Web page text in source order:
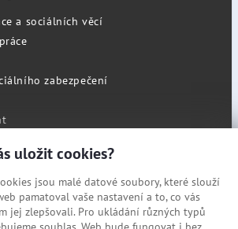
a sociálních věcí
zabezpečení
uložit cookies?
jsou malé datové soubory, které slouží
pamatoval vaše nastavení a to, co vás
jej zlepšovali. Pro ukládání různých typů